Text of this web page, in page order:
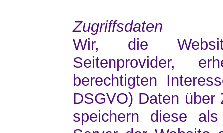
Zugriffsdaten
Wir, die
Seitenprovider,
berechtigten
DSGVO) Daten über
speichern diese als